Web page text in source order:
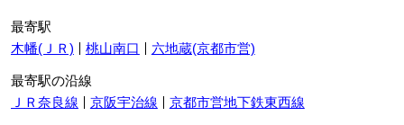
最寄駅
木幡(ＪＲ)
桃山南口 六地蔵(京都市営)
最寄駅の沿線
ＪＲ奈良線
京阪宇治線 京都市営地下鉄東西線